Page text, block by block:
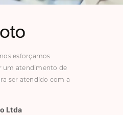
esforçamos
um atendimento de
ser atendido com a
Ltda